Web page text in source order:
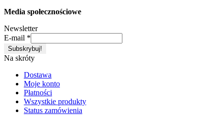
Media społecznościowe
Newsletter
E-mail *
Na skróty
Dostawa
Moje konto
Płatności
Wszystkie produkty
Status zamówienia